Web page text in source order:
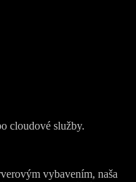
cloudové služby.
vybavením, naša